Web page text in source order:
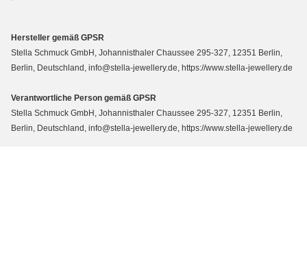
Hersteller gemäß GPSR
Stella Schmuck GmbH, Johannisthaler Chaussee 295-327, 12351 Berlin,
Berlin, Deutschland, info@stella-jewellery.de, https://www.stella-jewellery.de
Verantwortliche Person gemäß GPSR
Stella Schmuck GmbH, Johannisthaler Chaussee 295-327, 12351 Berlin,
Berlin, Deutschland, info@stella-jewellery.de, https://www.stella-jewellery.de